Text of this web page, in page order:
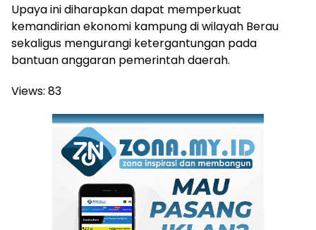
Upaya ini diharapkan dapat memperkuat
kemandirian ekonomi kampung di wilayah Berau
sekaligus mengurangi ketergantungan pada
bantuan anggaran pemerintah daerah.
Views: 83